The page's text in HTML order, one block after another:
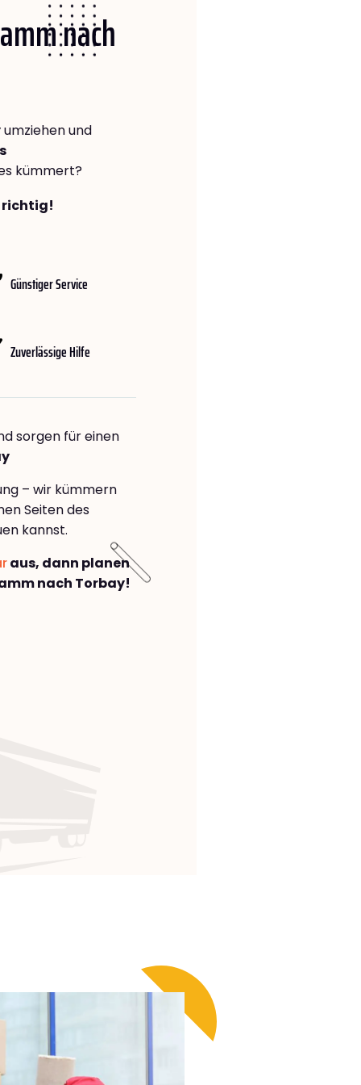
nach
umziehen und
kümmert?
richtig!
Günstiger Service
Zuverlässige Hilfe
sorgen für einen
– wir kümmern
Seiten des
kannst.
aus, dann planen
nach Torbay!